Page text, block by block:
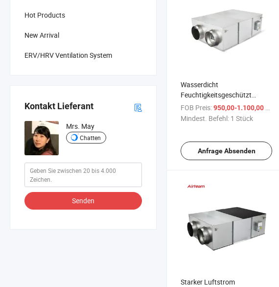
Hot Products
New Arrival
ERV/HRV Ventilation System
Kontakt Lieferant
Mrs. May
Chatten
Senden
Wasserdicht
Feuchtigkeitsgeschützt
Hochleistungs-Heizungs-
Rückbelüftungsventilator mit
FOB Preis:950,00-1.100,00 $
Mindest. Befehl: 1 Stück
Anfrage Absenden
Starker Luftstrom